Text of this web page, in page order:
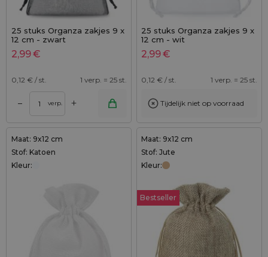
25 stuks Organza zakjes 9 x
12 cm - zwart
2,99€
0,12 € / st. 1 verp. = 25 st.
– verp. +
25 stuks Organza zakjes 9 x
12 cm - wit
2,99€
0,12 € / st. 1 verp. = 25 st.
Tijdelijk niet op voorraad
Maat: 9x12 cm
Stof: Katoen
Kleur:
Maat: 9x12 cm
Stof: Jute
Kleur:
Bestseller